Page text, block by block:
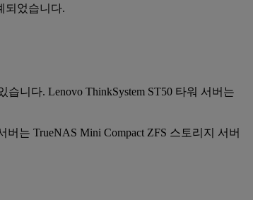
되었습니다.
니다. Lenovo ThinkSystem ST50 타워 서버는
는 TrueNAS Mini Compact ZFS 스토리지 서버